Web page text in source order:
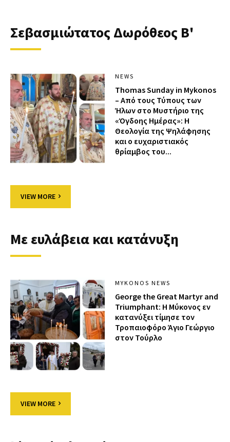
Σεβασμιώτατος Δωρόθεος Β'
NEWS
Thomas Sunday in Mykonos
– Από τους Τύπους των
Ήλων στο Μυστήριο της
«Όγδοης Ημέρας»: Η
Θεολογία της Ψηλάφησης
και ο ευχαριστιακός
θρίαμβος του...
VIEW MORE
Με ευλάβεια και κατάνυξη
MYKONOS NEWS
George the Great Martyr and
Triumphant: Η Μύκονος εν
κατανύξει τίμησε τον
Τροπαιοφόρο Άγιο Γεώργιο
στον Τούρλο
VIEW MORE